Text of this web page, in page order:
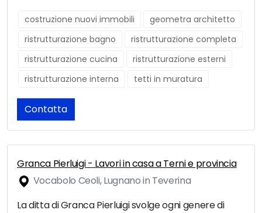
costruzione nuovi immobili
geometra architetto
ristrutturazione bagno
ristrutturazione completa
ristrutturazione cucina
ristrutturazione esterni
ristrutturazione interna
tetti in muratura
Contatta
Granca Pierluigi - Lavori in casa a Terni e provincia
Vocabolo Ceoli, Lugnano in Teverina
La ditta di Granca Pierluigi svolge ogni genere di